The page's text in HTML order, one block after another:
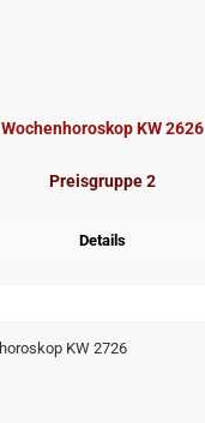
Wochenhoroskop KW 2626
Preisgruppe 2
Details